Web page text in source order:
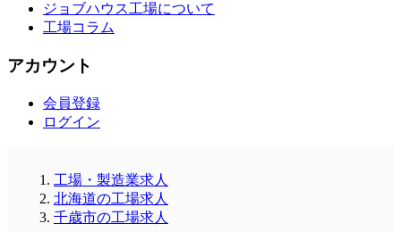
ジョブハウス工場について
工場コラム
アカウント
会員登録
ログイン
工場・製造業求人
北海道の工場求人
千歳市の工場求人